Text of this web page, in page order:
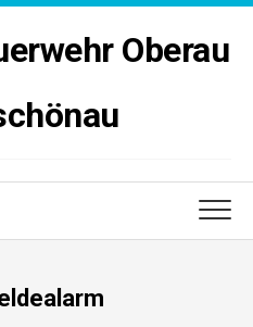
Oberau